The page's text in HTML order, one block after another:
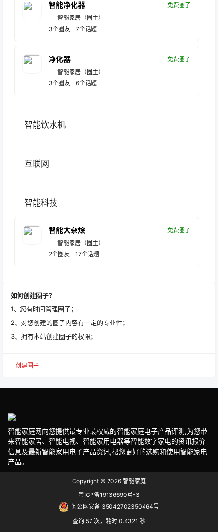
智能净化器
免费圈子
智能家居 （圈主）
3个圈友 7个话题
净化器
免费圈子
智能家居 （圈主）
3个圈友 6个话题
智能饮水机
互联网
智能科技
智能大杂烩
免费圈子
智能家居 （圈主）
2个圈友 17个话题
如何创建圈子？
1、您有时间管理圈子；
2、对您创建的圈子内容有一定的专业性；
3、拥有本站创建圈子的权限；
创建圈子
智能家庭网向您提供最专业最权威的智能家庭电子产品评测,为您带
来智能家居、智能电视、智能家用电器等智能数字家电的资讯报价
信息及最新智能家用电子产品资讯,帮您更好的选购和使用智能家电
产品。
Copyright © 2026 智能家庭
粤ICP备19136690号-3
闽公网安备 35042702350464号
查询 57 次，耗时 0.4321 秒